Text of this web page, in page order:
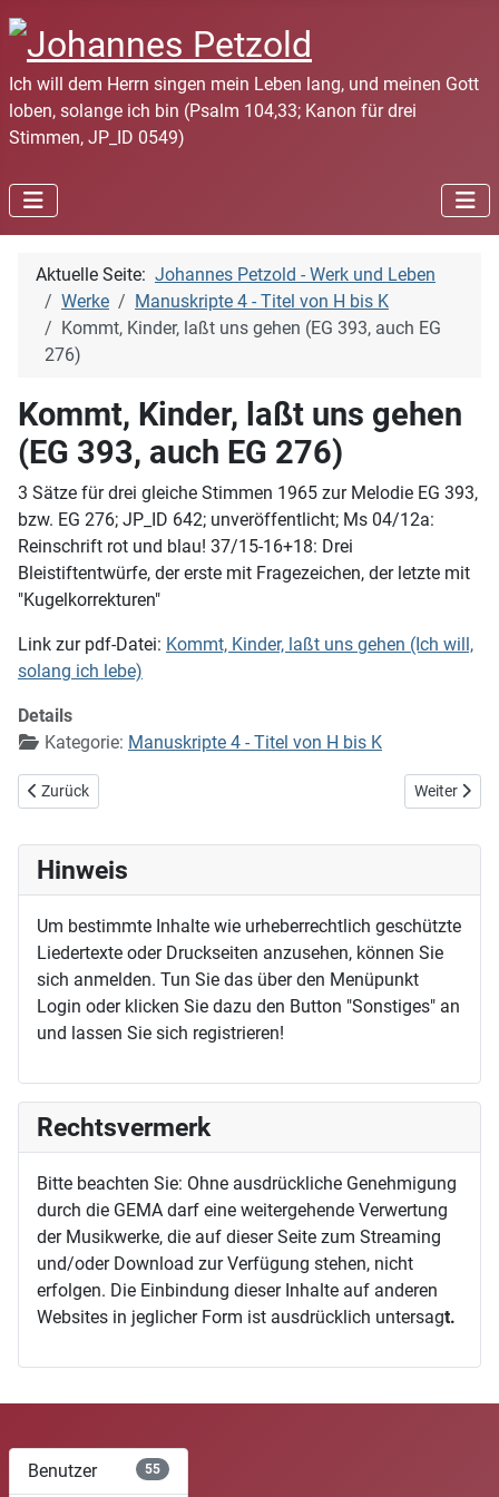
Ich will dem Herrn singen mein Leben lang, und meinen Gott
loben, solange ich bin (Psalm 104,33; Kanon für drei
Stimmen, JP_ID 0549)
Aktuelle Seite: Johannes Petzold - Werk und Leben
Werke
Manuskripte 4 - Titel von H bis K
Kommt, Kinder, laßt uns gehen (EG 393, auch EG
276)
Kommt, Kinder, laßt uns gehen
(EG 393, auch EG 276)
3 Sätze für drei gleiche Stimmen 1965 zur Melodie EG 393,
bzw. EG 276; JP_ID 642; unveröffentlicht; Ms 04/12a:
Reinschrift rot und blau! 37/15-16+18: Drei
Bleistiftentwürfe, der erste mit Fragezeichen, der letzte mit
"Kugelkorrekturen"
Link zur pdf-Datei: Kommt, Kinder, laßt uns gehen (Ich will,
solang ich lebe)
Details
Kategorie: Manuskripte 4 - Titel von H bis K
Vorheriger Beitrag: Kommt, ihr G'spielen
Zurück Nächster
Weiter
Hinweis
Um bestimmte Inhalte wie urheberrechtlich geschützte
Liedertexte oder Druckseiten anzusehen, können Sie
sich anmelden. Tun Sie das über den Menüpunkt
Login oder klicken Sie dazu den Button "Sonstiges" an
und lassen Sie sich registrieren!
Rechtsvermerk
Bitte beachten Sie: Ohne ausdrückliche Genehmigung
durch die GEMA darf eine weitergehende Verwertung
der Musikwerke, die auf dieser Seite zum Streaming
und/oder Download zur Verfügung stehen, nicht
erfolgen. Die Einbindung dieser Inhalte auf anderen
Websites in jeglicher Form ist ausdrücklich untersagt.
Benutzer 55